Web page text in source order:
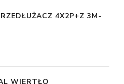
4X2P+Z 3M-
WIERTŁO